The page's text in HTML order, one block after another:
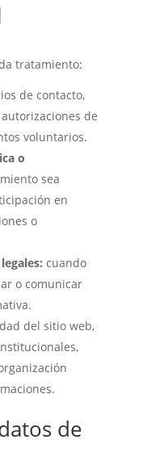
tratamiento:
de contacto,
de
voluntarios.
o
sea
en
o
cuando
o comunicar
del sitio web,
de